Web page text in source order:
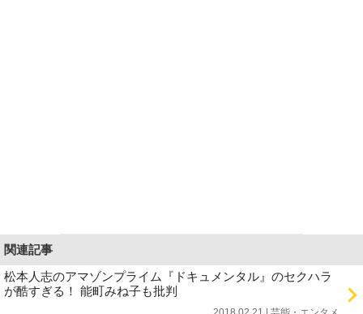
関連記事
松本人志のアマゾンプライム『ドキュメンタル』のセクハラ
が酷すぎる！ 能町みね子も批判